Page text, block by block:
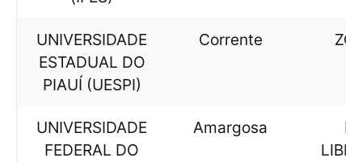
UNIVERSIDADE
ESTADUAL DO
PIAUÍ (UESPI)
Corrente
UNIVERSIDADE
FEDERAL DO
Amargosa